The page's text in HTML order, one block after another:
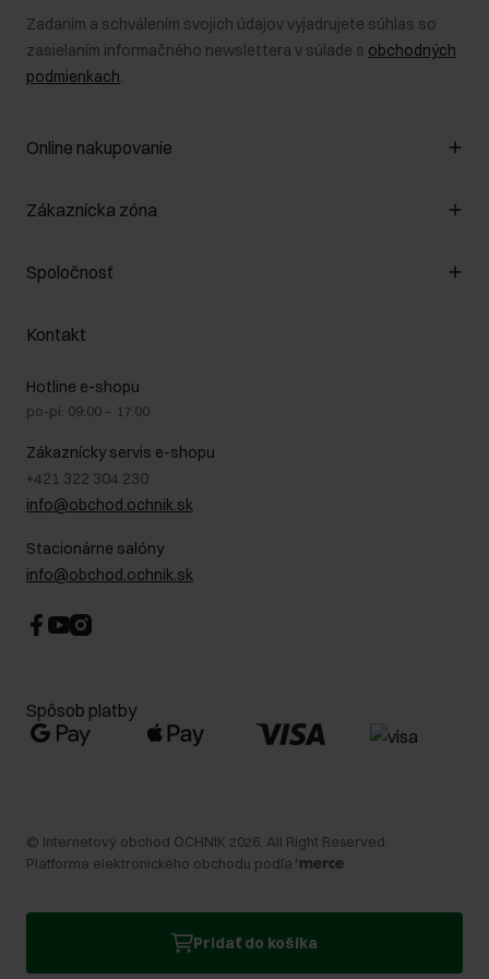
Pridať do košíka
Zadaním a schválením svojich údajov vyjadrujete súhlas so
zasielaním informačného newslettera v súlade s obchodných
podmienkach.
Online nakupovanie
Spravovať súbory cookie
Spôsob platby
Vrátenie
Zákaznícka zóna
Zákazníky klub
Pravidlá propagácie
Starostlivosť o kožu
Bezpečné nakupovanie
Blog
Najčastejšie kladené otázky (FAQ)
Spoločnosť
O nás
GDPR - Zásady ochrany osobných údajov
Právne informácie
Kontakt
Hotline e-shopu
po-pi: 09:00 – 17:00
Zákaznícky servis e-shopu
+421 322 304 230
info@obchod.ochnik.sk
Stacionárne salóny
info@obchod.ochnik.sk
Spôsob platby
© Internetový obchod OCHNIK 2026 . All Right Reserved.
Platforma elektronického obchodu podľa